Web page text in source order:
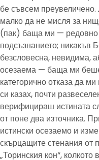
бе съвсем преувеличено.
малко да не мисля за
(пак) баща ми — редовно
подсъзнанието; никакъв
безсловесна, невидима,
осезаема — баща ми
категорично отказа да
си казах, почти
верифицираш истината
от поне два източника.
истински осезаемо и
скърцащите стенания от
„Торинския кон“,